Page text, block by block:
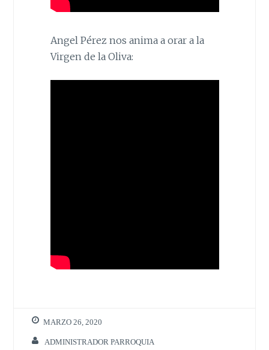
Angel Pérez nos anima a orar a la
Virgen de la Oliva:
MARZO 26, 2020
ADMINISTRADOR PARROQUIA